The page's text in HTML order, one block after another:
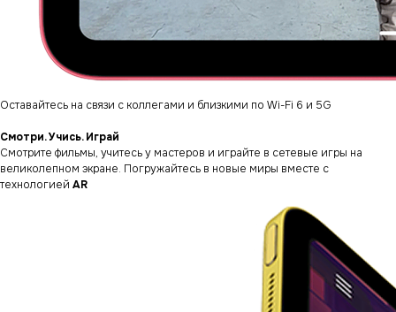
Оставайтесь на связи с коллегами и близкими по Wi-Fi 6 и 5G
Смотри. Учись. Играй
Смотрите фильмы, учитесь у мастеров и играйте в сетевые игры на
великолепном экране. Погружайтесь в новые миры вместе с
технологией AR